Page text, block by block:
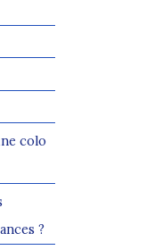
colo
?